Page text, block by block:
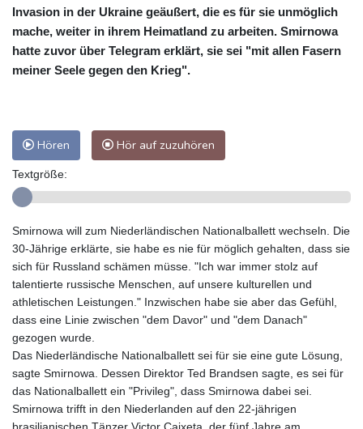
Invasion in der Ukraine geäußert, die es für sie unmöglich
mache, weiter in ihrem Heimatland zu arbeiten. Smirnowa
hatte zuvor über Telegram erklärt, sie sei "mit allen Fasern
meiner Seele gegen den Krieg".
Hören Hör auf zuzuhören
Textgröße:
Smirnowa will zum Niederländischen Nationalballett wechseln. Die
30-Jährige erklärte, sie habe es nie für möglich gehalten, dass sie
sich für Russland schämen müsse. "Ich war immer stolz auf
talentierte russische Menschen, auf unsere kulturellen und
athletischen Leistungen." Inzwischen habe sie aber das Gefühl,
dass eine Linie zwischen "dem Davor" und "dem Danach"
gezogen wurde.
Das Niederländische Nationalballett sei für sie eine gute Lösung,
sagte Smirnowa. Dessen Direktor Ted Brandsen sagte, es sei für
das Nationalballett ein "Privileg", dass Smirnowa dabei sei.
Smirnowa trifft in den Niederlanden auf den 22-jährigen